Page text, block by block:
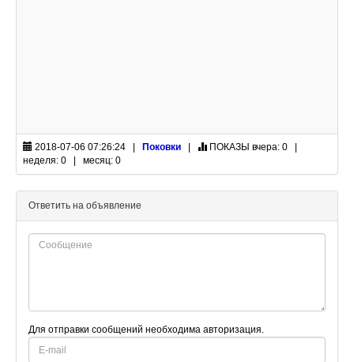
2018-07-06 07:26:24 | Поковки ПОКАЗЫ вчера: 0 |
неделя: 0 | месяц: 0
Ответить на объявление
Для отправки сообщений необходима авторизация.
E-
mail